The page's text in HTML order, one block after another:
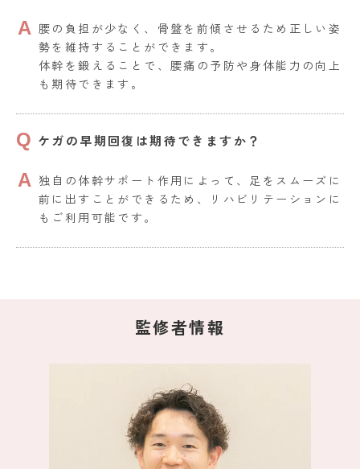
腰の負担が少なく、骨盤を前傾させるため正しい姿
勢を維持することができます。
体幹を鍛えることで、腰痛の予防や身体能力の向上
も期待できます。
ケガの早期回復は期待できますか？
独自の体幹サポート作用によって、足をスムーズに
前に出すことができるため、リハビリテーションに
もご利用可能です。
監修者情報